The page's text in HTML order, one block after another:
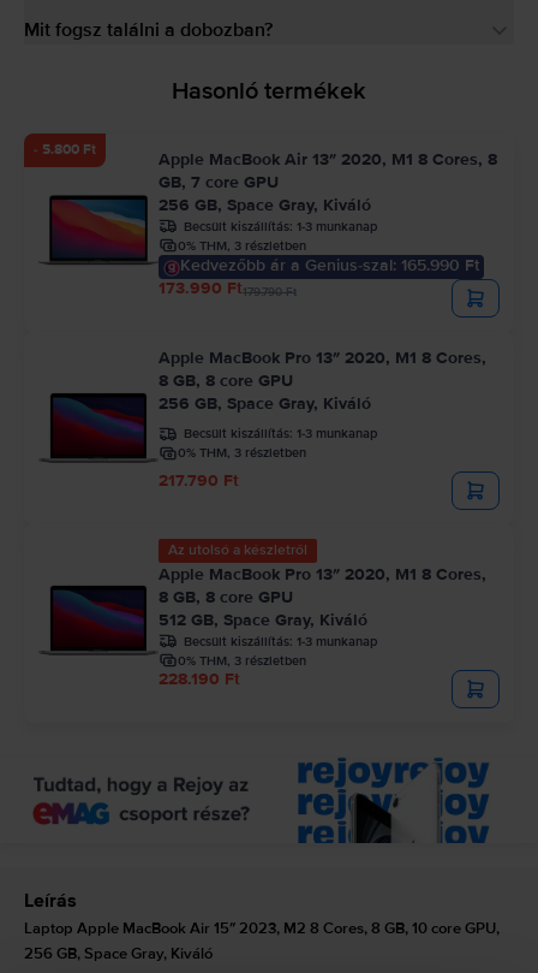
Mit fogsz találni a dobozban?
Hasonló termékek
- 5.800 Ft
Apple MacBook Air 13″ 2020, M1 8 Cores, 8
GB, 7 core GPU
256 GB, Space Gray, Kiváló
Becsült kiszállítás: 1-3 munkanap
0% THM, 3 részletben
Kedvezőbb ár a Genius-szal: 165.990 Ft
173.990 Ft179.790 Ft
Apple MacBook Pro 13″ 2020, M1 8 Cores,
8 GB, 8 core GPU
256 GB, Space Gray, Kiváló
Becsült kiszállítás: 1-3 munkanap
0% THM, 3 részletben
217.790 Ft
Az utolsó a készletről
Apple MacBook Pro 13″ 2020, M1 8 Cores,
8 GB, 8 core GPU
512 GB, Space Gray, Kiváló
Becsült kiszállítás: 1-3 munkanap
0% THM, 3 részletben
228.190 Ft
Leírás
Laptop Apple MacBook Air 15″ 2023, M2 8 Cores, 8 GB, 10 core GPU,
256 GB, Space Gray, Kiváló